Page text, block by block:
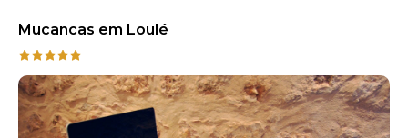
Mucancas em Loulé